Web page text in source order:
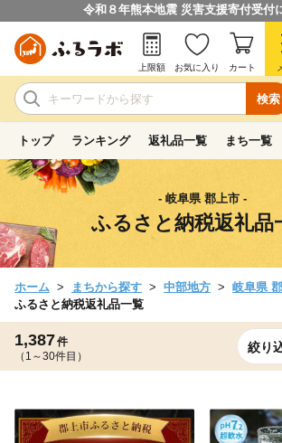
令和８年熊本地震 災害支援寄付受付
検索
上限額 お気に入り カート
トップ ランキング 返礼品一覧 まち一覧
- 岐阜県 郡上市 -
ふるさと納税返礼品
ホーム まちから探す 中部地方
岐阜県
ふるさと納税返礼品一覧
1,387件
（1～30件目）
絞り